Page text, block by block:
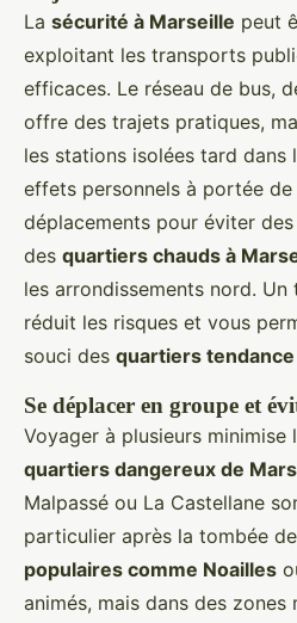
La sécurité à Marseille peut
exploitant les transports
efficaces. Le réseau de bus,
offre des trajets pratiques,
les stations isolées tard dans
effets personnels à portée
déplacements pour éviter
des quartiers chauds à
les arrondissements nord.
réduit les risques et vous
souci des quartiers
Se déplacer en groupe et
Voyager à plusieurs minimise
quartiers dangereux de
Malpassé ou La Castellane
particulier après la tombée
populaires comme Noailles
animés, mais dans des zones